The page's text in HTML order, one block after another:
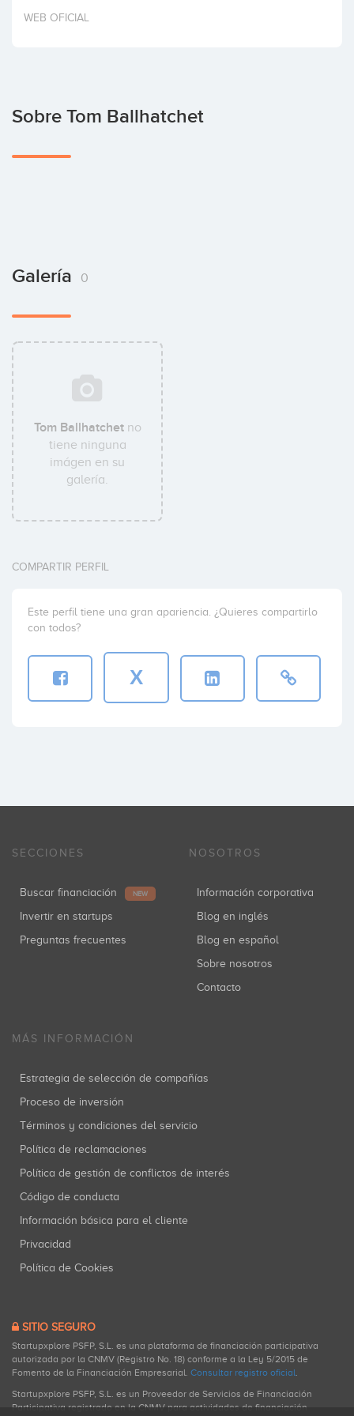
Invertir
WEB OFICIAL
Sobre Tom Ballhatchet
Galería 0
Tom Ballhatchetno
tiene ninguna
imágen en su
galería.
COMPARTIR PERFIL
Este perfil tiene una gran apariencia. ¿Quieres compartirlo
con todos?
X
SECCIONES
Buscar financiación NEW
Invertir en startups
Preguntas frecuentes
NOSOTROS
Información corporativa
Blog en inglés
Blog en español
Sobre nosotros
Contacto
MÁS INFORMACIÓN
Estrategia de selección de compañías
Proceso de inversión
Términos y condiciones del servicio
Política de reclamaciones
Política de gestión de conflictos de interés
Código de conducta
Información básica para el cliente
Privacidad
Política de Cookies
SITIO SEGURO
Startupxplore PSFP, S.L. es una plataforma de financiación participativa
autorizada por la CNMV (Registro No. 18) conforme a la Ley 5/2015 de
Fomento de la Financiación Empresarial. Consultar registro oficial.
Startupxplore PSFP, S.L. es un Proveedor de Servicios de Financiación
Participativa registrado en la CNMV para actividades de financiación